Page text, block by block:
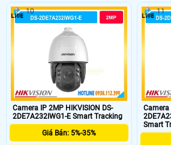
xa
liên tục.
mù,
Âm
loa tích
Camera IP 2MP HIKVISION DS-
2DE7A232IWG1-E Smart Tracking
Giá Bán: 5%-35%
10
Camera
Smart
11